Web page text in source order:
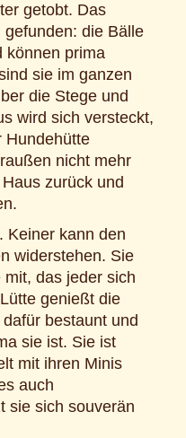
getobt. Das
die Bälle
können prima
sie im ganzen
die Stege und
wird sich versteckt,
Hundehütte
nicht mehr
zurück und
Keiner kann den
widerstehen. Sie
das jeder sich
genießt die
bestaunt und
sie ist. Sie ist
mit ihren Minis
auch
sie sich souverän